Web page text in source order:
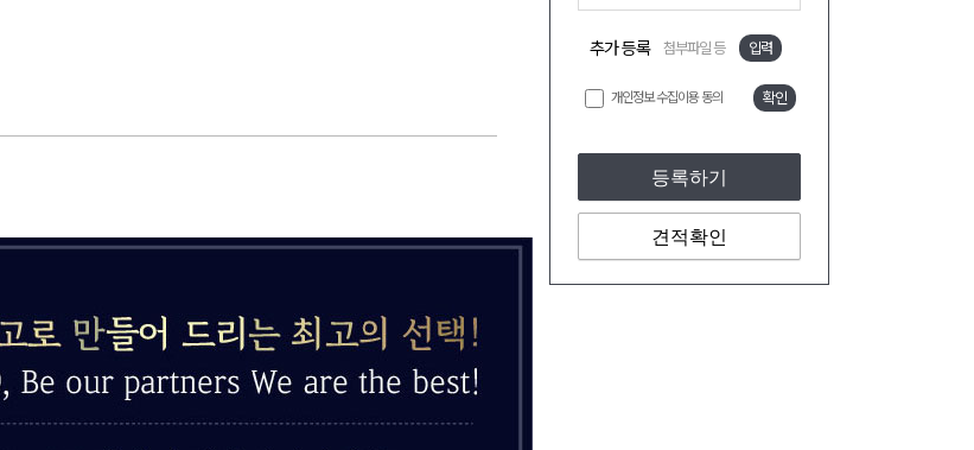
추가 등록 첨부파일 등 입력
개인정보 수집이용 동의 확인
등록하기
견적확인